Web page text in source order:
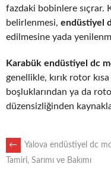
fazdaki bobinlere sıçrar.
belirlenmesi, endüstiyel
edilmesine yada
Karabük endüstiyel dc
genellikle, kırık rotor
boşluklarından ya da
düzensizliğinden
POST
←
Yalova endüstiyel dc
Tamiri, Sarımı ve Bakımı